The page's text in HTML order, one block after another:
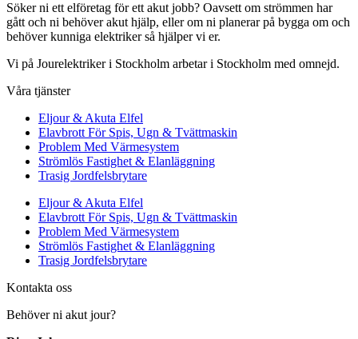
Söker ni ett elföretag för ett akut jobb? Oavsett om strömmen har
gått och ni behöver akut hjälp, eller om ni planerar på bygga om och
behöver kunniga elektriker så hjälper vi er.
Vi på Jourelektriker i Stockholm arbetar i Stockholm med omnejd.
Våra tjänster
Eljour & Akuta Elfel
Elavbrott För Spis, Ugn & Tvättmaskin
Problem Med Värmesystem
Strömlös Fastighet & Elanläggning
Trasig Jordfelsbrytare
Eljour & Akuta Elfel
Elavbrott För Spis, Ugn & Tvättmaskin
Problem Med Värmesystem
Strömlös Fastighet & Elanläggning
Trasig Jordfelsbrytare
Kontakta oss
Behöver ni akut jour?